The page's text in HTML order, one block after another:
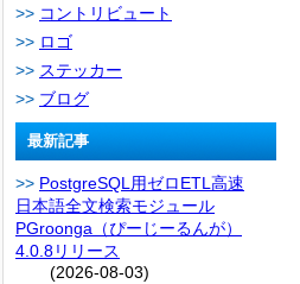
コントリビュート
ロゴ
ステッカー
ブログ
最新記事
PostgreSQL用ゼロETL高速
日本語全文検索モジュール
PGroonga（ぴーじーるんが）
4.0.8リリース
(2026-08-03)